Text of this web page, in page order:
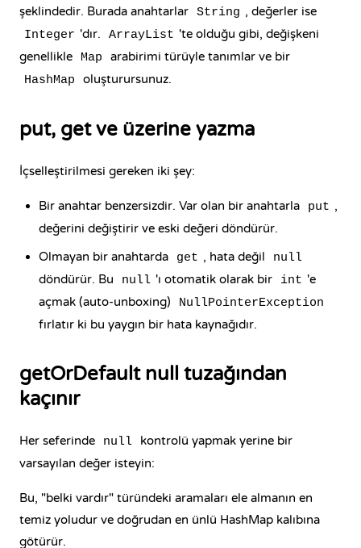
şeklindedir. Burada anahtarlar String , değerler ise
Integer 'dır. ArrayList 'te olduğu gibi, değişkeni
genellikle
Map arabirimi türüyle tanımlar ve bir
HashMap oluşturursunuz.
put, get ve üzerine yazma
İçselleştirilmesi gereken iki şey:
Bir anahtar benzersizdir. Var olan bir anahtarla put ,
değerini değiştirir ve eski değeri döndürür.
Olmayan bir anahtarda
get , hata değil null
döndürür. Bu null 'ı otomatik olarak bir int 'e
açmak (auto-unboxing)
NullPointerException
fırlatır ki bu yaygın bir hata kaynağıdır.
getOrDefault null tuzağından
kaçınır
Her seferinde null
kontrolü yapmak yerine bir
varsayılan değer isteyin:
Bu, "belki vardır" türündeki aramaları ele almanın en
temiz yoludur ve doğrudan en ünlü HashMap kalıbına
götürür.